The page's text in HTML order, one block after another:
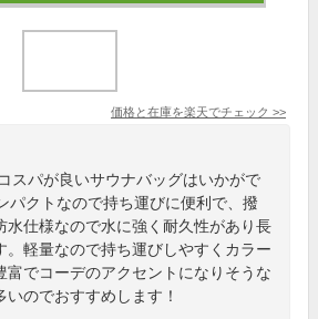
価格と在庫を楽天でチェック >>
スパが良いサウナバッグはいかがで
パクトなので持ち運びに便利で、撥
水仕様なので水に強く耐久性があり長
。軽量なので持ち運びしやすくカラー
富でコーデのアクセントになりそうな
のでおすすめします！